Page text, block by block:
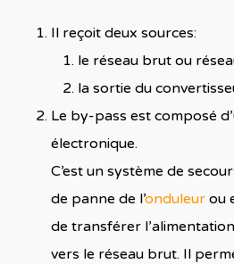
Il reçoit deux sources:
le réseau brut ou
la sortie du
Le by-pass est composé
électronique.
C’est un système de
de panne de l’onduleurou
de transférer
vers le réseau brut. Il